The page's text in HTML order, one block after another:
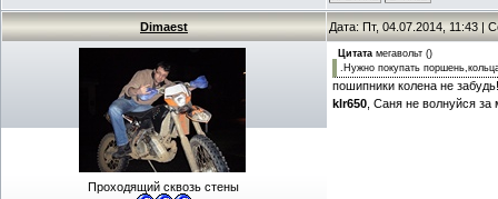
Dimaest Дата: Пт, 04.07.2014, 11:43 |
Проходящий сквозь стены
Цитата мегавольт ()
.Нужно покупать
пошипники колена не
klr650 , Саня не волнуйся